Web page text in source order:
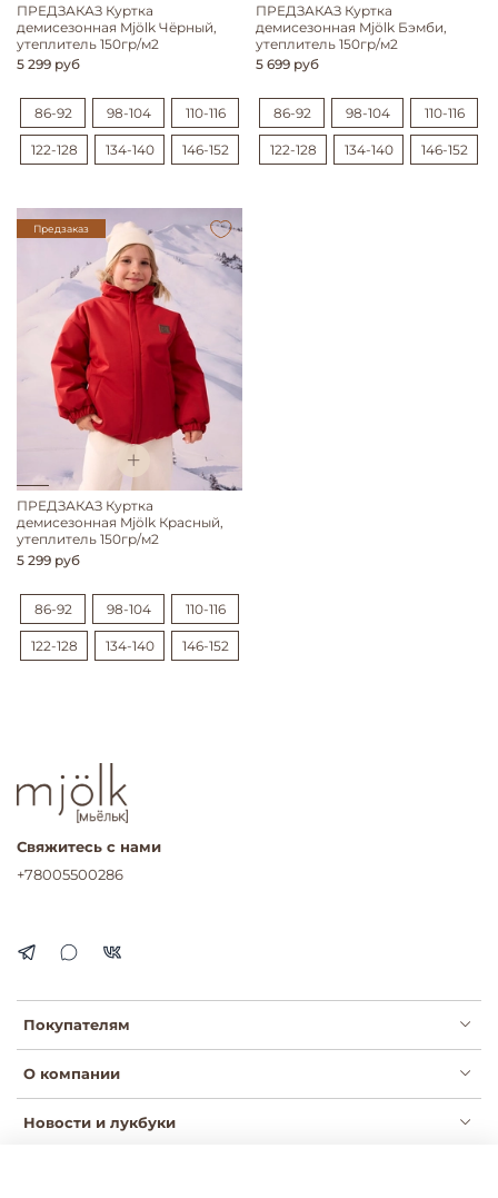
ПРЕДЗАКАЗ Куртка
демисезонная Mjölk Чёрный,
утеплитель 150гр/м2
5 299 руб
86-92 98-104 110-116
122-128 134-140 146-152
ПРЕДЗАКАЗ Куртка
демисезонная Mjölk Бэмби,
утеплитель 150гр/м2
5 699 руб
86-92 98-104 110-116
122-128 134-140 146-152
Предзаказ
ПРЕДЗАКАЗ Куртка
демисезонная Mjölk Красный,
утеплитель 150гр/м2
5 299 руб
86-92 98-104 110-116
122-128 134-140 146-152
Покупателям
О компании
Новости и лукбуки
Свяжитесь с нами
+78005500286